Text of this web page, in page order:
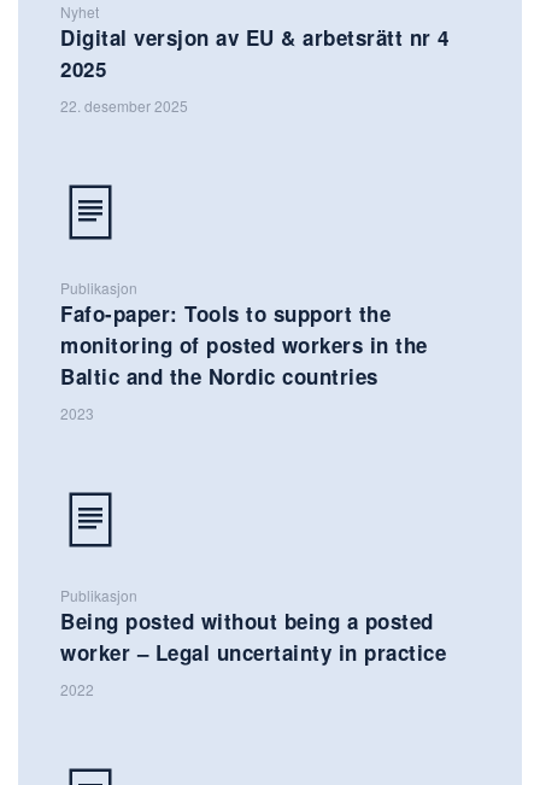
Nyhet
Digital versjon av EU & arbetsrätt nr 4
2025
22. desember 2025
Publikasjon
Fafo-paper: Tools to support the
monitoring of posted workers in the
Baltic and the Nordic countries
2023
Publikasjon
Being posted without being a posted
worker – Legal uncertainty in practice
2022